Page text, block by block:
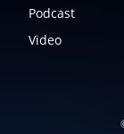
Podcast
Video